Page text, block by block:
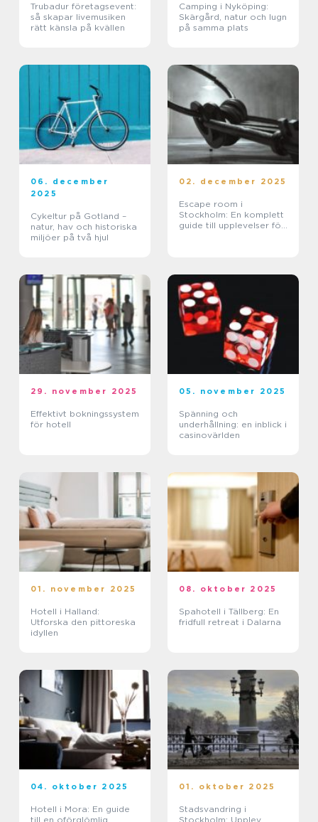
Trubadur företagsevent:
så skapar livemusiken
rätt känsla på kvällen
Camping i Nyköping:
Skärgård, natur och lugn
på samma plats
06. december
2025
Cykeltur på Gotland –
natur, hav och historiska
miljöer på två hjul
02. december 2025
Escape room i
Stockholm: En komplett
guide till upplevelser för
29. november 2025
Effektivt bokningssystem
för hotell
05. november 2025
Spänning och
underhållning: en inblick i
casinovärlden
01. november 2025
Hotell i Halland:
Utforska den pittoreska
idyllen
08. oktober 2025
Spahotell i Tällberg: En
fridfull retreat i Dalarna
04. oktober 2025
Hotell i Mora: En guide
till en oförglömlig
01. oktober 2025
Stadsvandring i
Stockholm: Upplev